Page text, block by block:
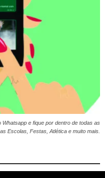
Whatsapp e fique por dentro de todas as
Escolas, Festas, Atlética e muito mais.